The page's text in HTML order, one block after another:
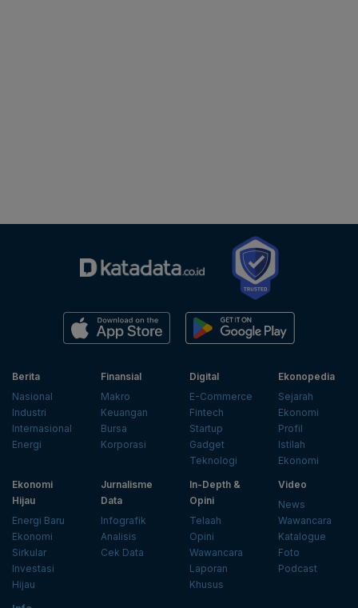
Berita
Nasional
Industri
Internasional
Energi
Finansial
Makro
Keuangan
Bursa
Korporasi
Digital
E-Commerce
Fintech
Startup
Gadget
Teknologi
Ekonopedia
Sejarah
Ekonomi
Profil
Istilah
Ekonomi
Ekonomi
Hijau
Energi Baru
Ekonomi
Sirkular
Investasi
Hijau
Jurnalisme
Data
Infografik
Analisis
Cek Data
In-Depth &
Opini
Telaah
Opini
Wawancara
Laporan
Khusus
Video
News
Wawancara
Katalogue
Foto
Podcast